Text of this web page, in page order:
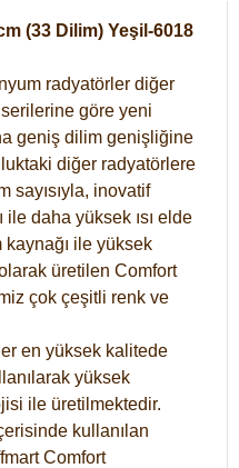
(33 Dilim) Yeşil-6018
radyatörler diğer
göre yeni
geniş dilim genişliğine
diğer radyatörlere
sayısıyla, inovatif
ile daha yüksek ısı elde
ile yüksek
üretilen Comfort
çok çeşitli renk ve
en yüksek kalitede
yüksek
ile üretilmektedir.
kullanılan
Comfort